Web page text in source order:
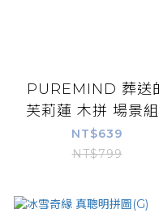
PUREMIND 葬送
芙莉蓮 木拼 場景組
NT$639
NT$799